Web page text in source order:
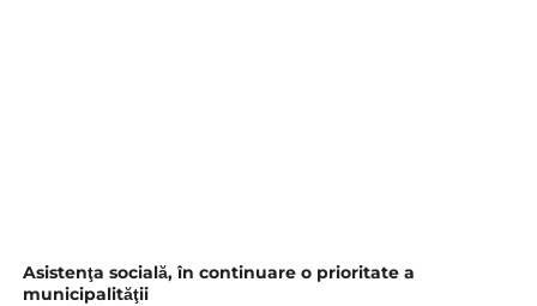
Asistenţa socială, în continuare o prioritate a
municipalităţii